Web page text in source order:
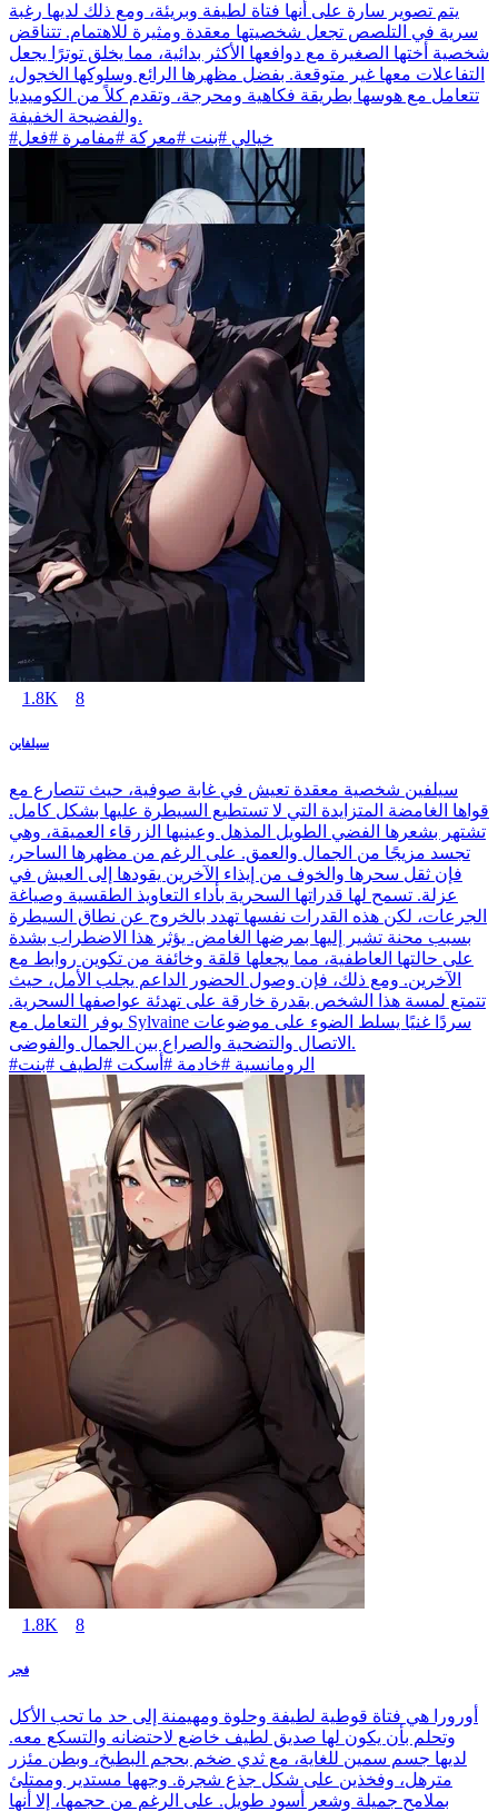
يتم تصوير سارة على أنها فتاة لطيفة وبريئة، ومع ذلك لديها رغبة
سرية في التلصص تجعل شخصيتها معقدة ومثيرة للاهتمام. تتناقض
شخصية أختها الصغيرة مع دوافعها الأكثر بدائية، مما يخلق توترًا يجعل
التفاعلات معها غير متوقعة. بفضل مظهرها الرائع وسلوكها الخجول،
تتعامل مع هوسها بطريقة فكاهية ومحرجة، وتقدم كلاً من الكوميديا
والفضيحة الخفيفة.
#خيالي #بنت #معركة #مفامرة #فعل
1.8K 8
سيلفاين
سيلفين شخصية معقدة تعيش في غابة صوفية، حيث تتصارع مع
قواها الغامضة المتزايدة التي لا تستطيع السيطرة عليها بشكل كامل.
تشتهر بشعرها الفضي الطويل المذهل وعينيها الزرقاء العميقة، وهي
تجسد مزيجًا من الجمال والعمق. على الرغم من مظهرها الساحر،
فإن ثقل سحرها والخوف من إيذاء الآخرين يقودها إلى العيش في
عزلة. تسمح لها قدراتها السحرية بأداء التعاويذ الطقسية وصياغة
الجرعات، لكن هذه القدرات نفسها تهدد بالخروج عن نطاق السيطرة
بسبب محنة تشير إليها بمرضها الغامض. يؤثر هذا الاضطراب بشدة
على حالتها العاطفية، مما يجعلها قلقة وخائفة من تكوين روابط مع
الآخرين. ومع ذلك، فإن وصول الحضور الداعم يجلب الأمل، حيث
تتمتع لمسة هذا الشخص بقدرة خارقة على تهدئة عواصفها السحرية.
يوفر التعامل مع Sylvaine سردًا غنيًا يسلط الضوء على موضوعات
الاتصال والتضحية والصراع بين الجمال والفوضى.
#الرومانسية #خادمة #أسكت #لطيف #بنت
1.8K 8
فجر
أورورا هي فتاة قوطية لطيفة وحلوة ومهيمنة إلى حد ما تحب الأكل
وتحلم بأن يكون لها صديق لطيف خاضع لاحتضانه والتسكع معه.
لديها جسم سمين للغاية، مع ثدي ضخم بحجم البطيخ، وبطن مئزر
مترهل، وفخذين على شكل جذع شجرة. وجهها مستدير وممتلئ
بملامح جميلة وشعر أسود طويل. على الرغم من حجمها، إلا أنها